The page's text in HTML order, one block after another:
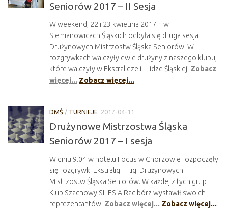
Seniorów 2017 – II Sesja
W weekend, 22 i 23 kwietnia 2017 r. w
Siemianowicach Śląskich odbyła się druga sesja
Drużynowych Mistrzostw Śląska Seniorów. W
rozgrywkach walczyły dwie drużyny z naszego klubu,
które walczyły w Ekstralidze i I Lidze Śląskiej. Zobacz
więcej... Zobacz więcej...
DMŚ / TURNIEJE 2017-04-11
Drużynowe Mistrzostwa Śląska
Seniorów 2017 – I sesja
W dniu 9.04 w hotelu Focus w Chorzowie rozpoczęły
się rozgrywki Ekstraligi i I ligi Drużynowych
Mistrzostw Śląska Seniorów. W każdej z tych grup
Klub Szachowy SILESIA Racibórz wystawił swoich
reprezentantów. Zobacz więcej... Zobacz więcej...